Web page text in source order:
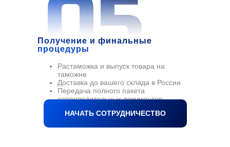
05
Получение и финальные
процедуры
Растаможка и выпуск товара на
таможне
Доставка до вашего склада в России
Передача полного пакета
сопроводительных документов
НАЧАТЬ СОТРУДНИЧЕСТВО